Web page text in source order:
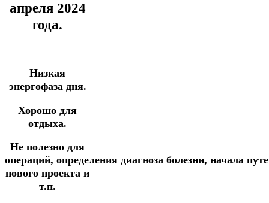
апреля 2024
года.
Низкая
энергофаза дня.
Хорошо для
отдыха.
Не полезно для
операций, определения диагноза болезни, начала
нового проекта и
т.п.